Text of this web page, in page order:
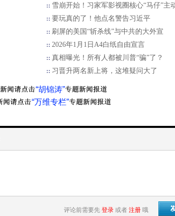
雪崩开始！习家军影视圈核心“马仔”主
要玩真的了！他点名警告习近平
刷屏的美国“斩杀线”与中共的大外宣
2026年1月1日A4白纸自由宣言
真相曝光！所有人都被川普“骗”了？
习晋升两名新上将，这堆疑问大了
“胡锦涛”
“万维专栏”
评论前需要先 登录 或者 注册 哦